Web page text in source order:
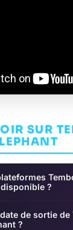
SUR
?
de sortie de
?